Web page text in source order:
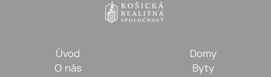
Úvod
O nás
Domy
Byty